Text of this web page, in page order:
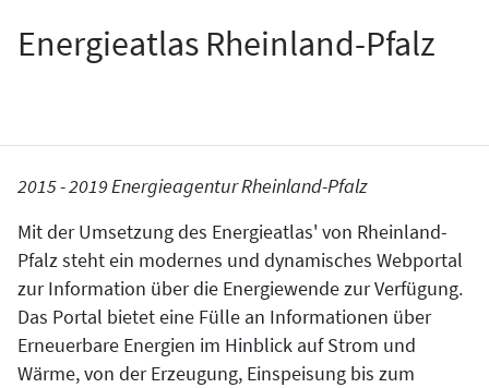
Energieatlas Rheinland-Pfalz
2015 - 2019 Energieagentur Rheinland-Pfalz
Mit der Umsetzung des Energieatlas' von Rheinland-
Pfalz steht ein modernes und dynamisches Webportal
zur Information über die Energiewende zur Verfügung.
Das Portal bietet eine Fülle an Informationen über
Erneuerbare Energien im Hinblick auf Strom und
Wärme, von der Erzeugung, Einspeisung bis zum